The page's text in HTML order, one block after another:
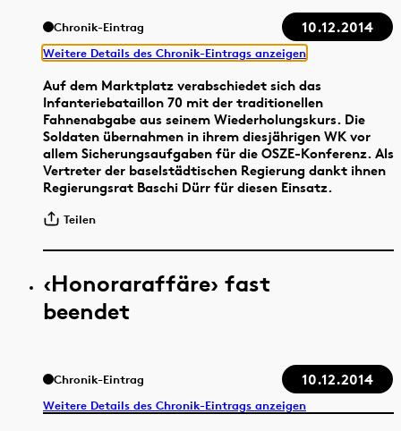
Chronik-Eintrag 10.12.2014
Weitere Details des Chronik-Eintrags anzeigen
Auf dem Marktplatz verabschiedet sich das
Infanteriebataillon 70 mit der traditionellen
Fahnenabgabe aus seinem Wiederholungskurs. Die
Soldaten übernahmen in ihrem diesjährigen WK vor
allem Sicherungsaufgaben für die OSZE-Konferenz. Als
Vertreter der baselstädtischen Regierung dankt ihnen
Regierungsrat Baschi Dürr für diesen Einsatz.
Teilen
‹Honoraraffäre› fast
beendet
Chronik-Eintrag 10.12.2014
Weitere Details des Chronik-Eintrags anzeigen